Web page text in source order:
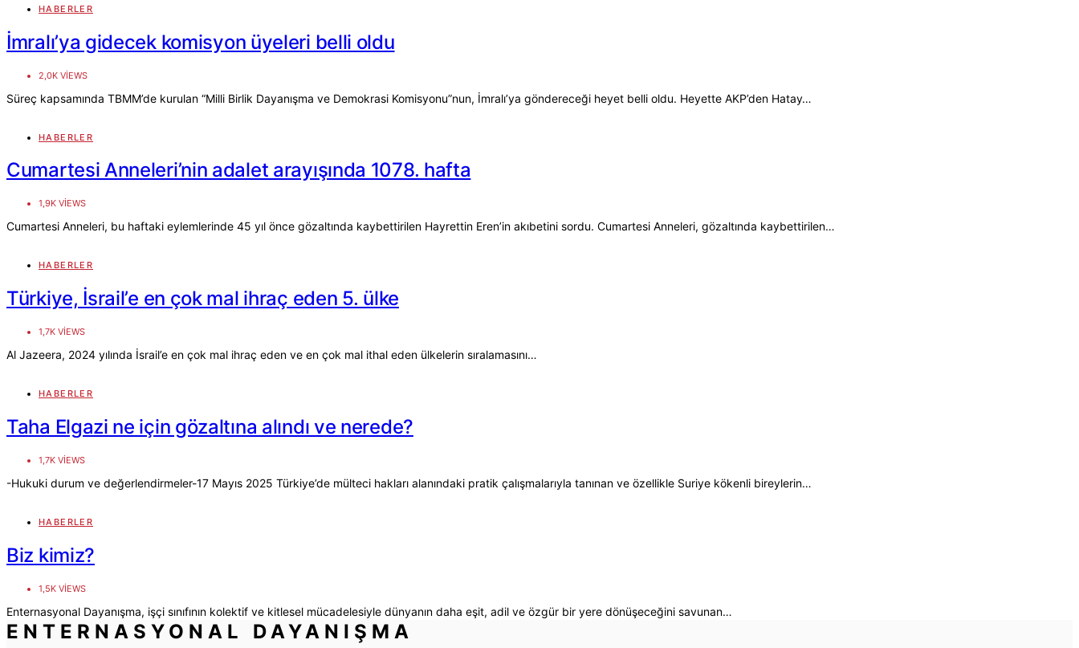
HABERLER
İmralı’ya gidecek komisyon üyeleri belli oldu
2,0K VIEWS
Süreç kapsamında TBMM’de kurulan “Milli Birlik Dayanışma ve Demokrasi Komisyonu”nun, İmralı’ya göndereceği heyet belli oldu. Heyette AKP’den Hatay…
HABERLER
Cumartesi Anneleri’nin adalet arayışında 1078. hafta
1,9K VIEWS
Cumartesi Anneleri, bu haftaki eylemlerinde 45 yıl önce gözaltında kaybettirilen Hayrettin Eren’in akıbetini sordu. Cumartesi Anneleri, gözaltında kaybettirilen…
HABERLER
Türkiye, İsrail’e en çok mal ihraç eden 5. ülke
1,7K VIEWS
Al Jazeera, 2024 yılında İsrail’e en çok mal ihraç eden ve en çok mal ithal eden ülkelerin sıralamasını…
HABERLER
Taha Elgazi ne için gözaltına alındı ve nerede?
1,7K VIEWS
-Hukuki durum ve değerlendirmeler-17 Mayıs 2025 Türkiye’de mülteci hakları alanındaki pratik çalışmalarıyla tanınan ve özellikle Suriye kökenli bireylerin…
HABERLER
Biz kimiz?
1,5K VIEWS
Enternasyonal Dayanışma, işçi sınıfının kolektif ve kitlesel mücadelesiyle dünyanın daha eşit, adil ve özgür bir yere dönüşeceğini savunan…
ENTERNASYONAL DAYANIŞMA